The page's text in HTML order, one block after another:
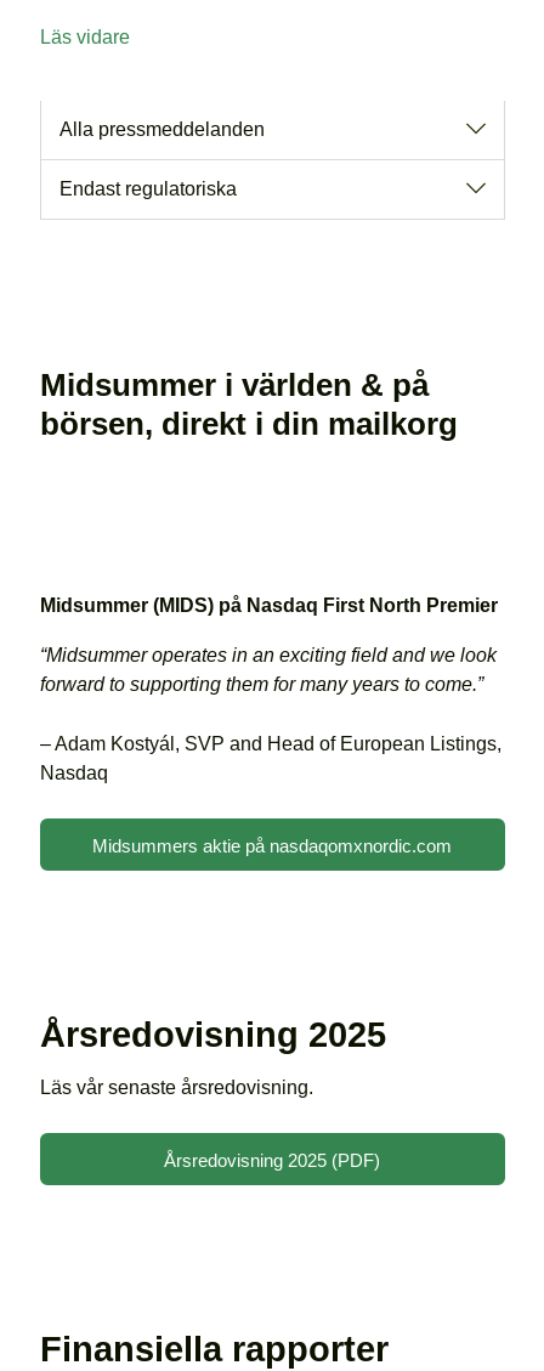
Läs vidare
Alla pressmeddelanden
Endast regulatoriska
Midsummer i världen & på
börsen, direkt i din mailkorg
Midsummer (MIDS) på Nasdaq First North Premier
“Midsummer operates in an exciting field and we look
forward to supporting them for many years to come.”
– Adam Kostyál, SVP and Head of European Listings,
Nasdaq
Midsummers aktie på nasdaqomxnordic.com
Årsredovisning 2025
Läs vår senaste årsredovisning.
Årsredovisning 2025 (PDF)
Finansiella rapporter